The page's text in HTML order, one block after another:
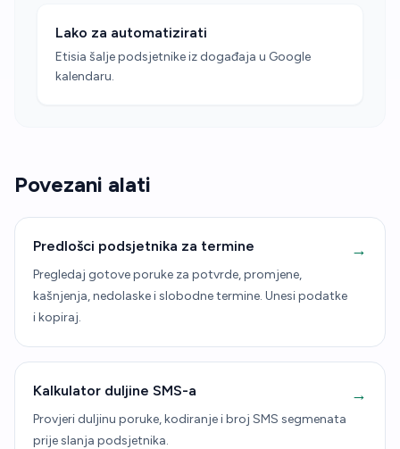
Lako za automatizirati
Etisia šalje podsjetnike iz događaja u Google
kalendaru.
Povezani alati
Predlošci podsjetnika za termine
Pregledaj gotove poruke za potvrde, promjene,
kašnjenja, nedolaske i slobodne termine. Unesi podatke
i kopiraj.
→
Kalkulator duljine SMS-a
Provjeri duljinu poruke, kodiranje i broj SMS segmenata
prije slanja podsjetnika.
→